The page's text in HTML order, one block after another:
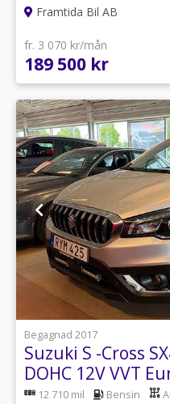
Framtida Bil AB
fr. 3 070 kr/mån
189 500 kr
Begagnad 2017
Suzuki S -Cross
DOHC 12V VVT
12 710 mil Bensin